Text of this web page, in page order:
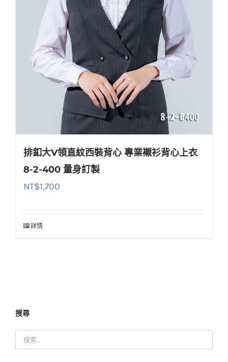
排釦大V領直紋西裝背心 專業襯衫背心上衣
8-2-400 量身訂製
NT$1,700
詳情
搜尋